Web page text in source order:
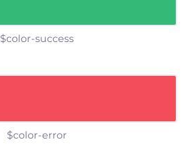
$color-success
$color-error